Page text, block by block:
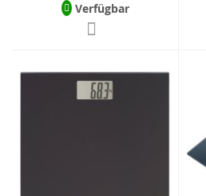
Verfügbar